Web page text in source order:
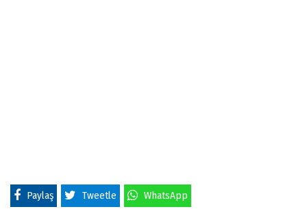
Paylaş Tweetle WhatsApp